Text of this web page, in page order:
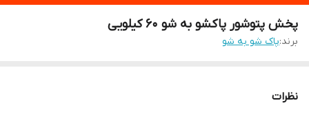
پخش پتوشور پاکشو به شو ۶۰ کیلویی
برند:پاک شو به شو
نظرات